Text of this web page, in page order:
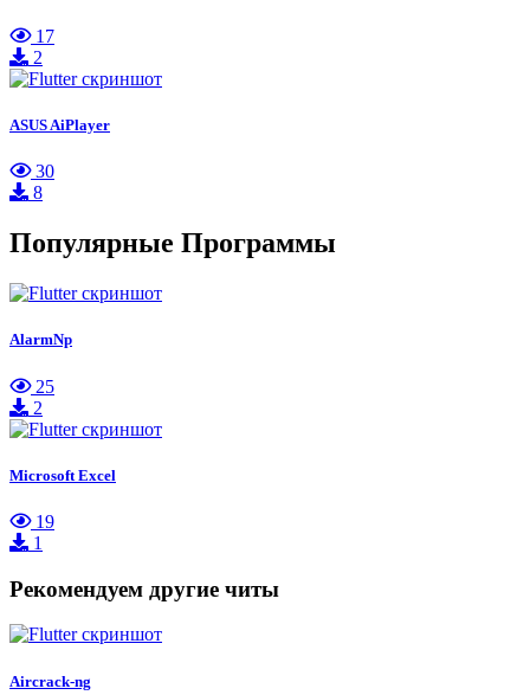
17
2
ASUS AiPlayer
30
8
Популярные Программы
AlarmNp
25
2
Microsoft Excel
19
1
Рекомендуем другие читы
Aircrack-ng